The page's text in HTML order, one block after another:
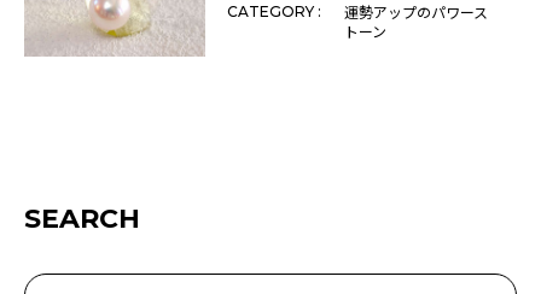
CATEGORY :
運勢アップのパワース
トーン
SEARCH